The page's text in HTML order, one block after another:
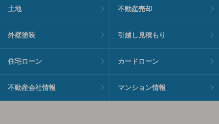
土地 不動産売却
外壁塗装 引越し見積もり
住宅ローン カードローン
不動産会社情報 マンション情報